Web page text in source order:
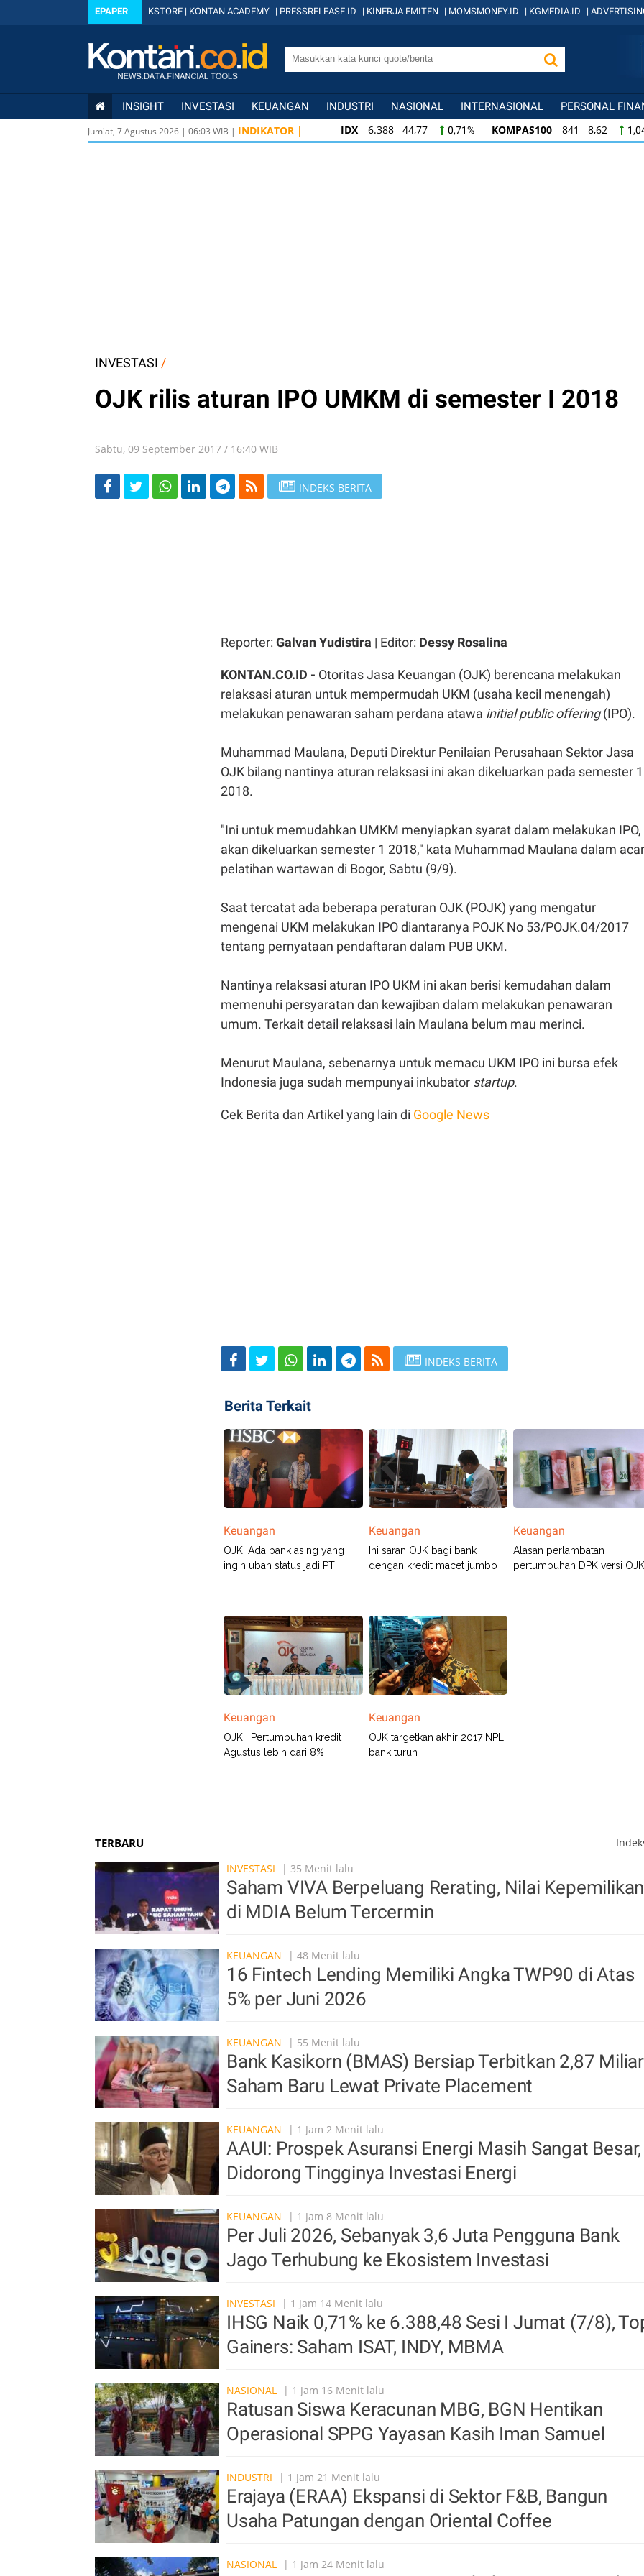
EPAPER KSTORE | KONTAN ACADEMY | PRESSRELEASE.ID | KINERJA EMITEN | MOMSMONEY.ID | KGMEDIA.ID |
INSIGHT INVESTASI KEUANGAN INDUSTRI NASIONAL INTERNASIONAL PERSONAL
Jum'at, 7 Agustus 2026 | 06:03 WIB | INDIKATOR | IDX 6.388 44,77 0,71% KOMPAS100 841 8,62
KOMPAS100 841 8,62 1,04% LQ45 638 7,02 1,11%
INVESTASI /
OJK rilis aturan IPO UMKM di semester I 2018
Sabtu, 09 September 2017 / 16:40 WIB
INDEKS BERITA
Reporter: Galvan Yudistira | Editor: Dessy Rosalina
KONTAN.CO.ID - Otoritas Jasa Keuangan (OJK) berencana melakukan
relaksasi aturan untuk mempermudah UKM (usaha kecil menengah)
melakukan penawaran saham perdana atawa initial public offering(IPO).
Muhammad Maulana, Deputi Direktur Penilaian Perusahaan Sektor Jasa
OJK bilang nantinya aturan relaksasi ini akan dikeluarkan pada semester 1
2018.
"Ini untuk memudahkan UMKM menyiapkan syarat dalam melakukan IPO,
akan dikeluarkan semester 1 2018," kata Muhammad Maulana dalam
pelatihan wartawan di Bogor, Sabtu (9/9).
Saat tercatat ada beberapa peraturan OJK (POJK) yang mengatur
mengenai UKM melakukan IPO diantaranya POJK No 53/POJK.04/2017
tentang pernyataan pendaftaran dalam PUB UKM.
Nantinya relaksasi aturan IPO UKM ini akan berisi kemudahan dalam
memenuhi persyaratan dan kewajiban dalam melakukan penawaran
umum. Terkait detail relaksasi lain Maulana belum mau merinci.
Menurut Maulana, sebenarnya untuk memacu UKM IPO ini bursa efek
Indonesia juga sudah mempunyai inkubator startup.
Cek Berita dan Artikel yang lain di Google News
INDEKS BERITA
Berita Terkait
Keuangan
OJK: Ada bank asing yang
ingin ubah status jadi PT
Keuangan
Ini saran OJK bagi bank
dengan kredit macet jumbo
Keuangan
Alasan perlambatan
pertumbuhan DPK versi
Keuangan
OJK : Pertumbuhan kredit
Agustus lebih dari 8%
Keuangan
OJK targetkan akhir 2017 NPL
bank turun
TERBARU
INVESTASI
| 35 Menit lalu
Saham VIVA Berpeluang Rerating, Nilai Kepemilikan
di MDIA Belum Tercermin
KEUANGAN | 48 Menit lalu
16 Fintech Lending Memiliki Angka TWP90 di Atas
5% per Juni 2026
KEUANGAN | 55 Menit lalu
Bank Kasikorn (BMAS) Bersiap Terbitkan 2,87 Miliar
Saham Baru Lewat Private Placement
KEUANGAN | 1 Jam 2 Menit lalu
AAUI: Prospek Asuransi Energi Masih Sangat Besar,
Didorong Tingginya Investasi Energi
KEUANGAN | 1 Jam 8 Menit lalu
Per Juli 2026, Sebanyak 3,6 Juta Pengguna Bank
Jago Terhubung ke Ekosistem Investasi
INVESTASI | 1 Jam 14 Menit lalu
IHSG Naik 0,71% ke 6.388,48 Sesi I Jumat (7/8),
Gainers: Saham ISAT, INDY, MBMA
NASIONAL | 1 Jam 16 Menit lalu
Ratusan Siswa Keracunan MBG, BGN Hentikan
Operasional SPPG Yayasan Kasih Iman Samuel
INDUSTRI | 1 Jam 21 Menit lalu
Erajaya (ERAA) Ekspansi di Sektor F&B, Bangun
Usaha Patungan dengan Oriental Coffee
NASIONAL | 1 Jam 24 Menit lalu